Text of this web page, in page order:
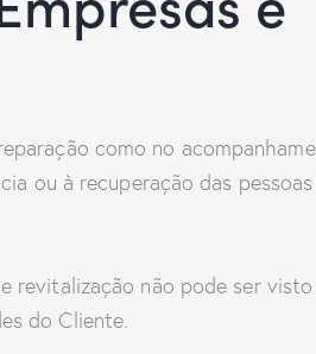
como no
ou à recuperação das
revitalização não pode ser
do Cliente.